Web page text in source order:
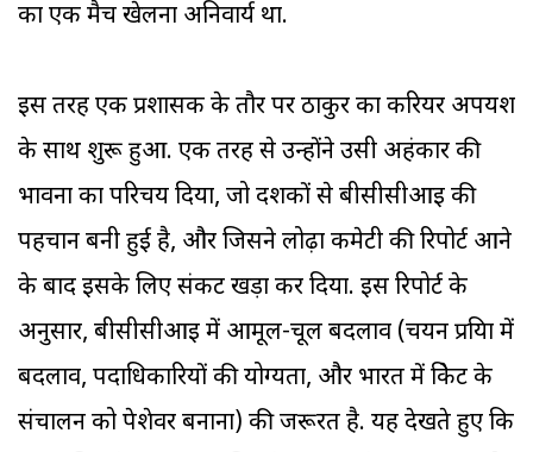
का एक मैच खेलना अनिवार्य था.
इस तरह एक प्रशासक के तौर पर ठाकुर का करियर अपयश
के साथ शुरू हुआ. एक तरह से उन्होंने उसी अहंकार की
भावना का परिचय दिया, जो दशकों से बीसीसीआइ की
पहचान बनी हुई है, और जिसने लोढ़ा कमेटी की रिपोर्ट आने
के बाद इसके लिए संकट खड़ा कर दिया. इस रिपोर्ट के
अनुसार, बीसीसीआइ में आमूल-चूल बदलाव (चयन प्रक्रिया में
बदलाव, पदाधिकारियों की योग्यता, और भारत में क्रिकेट के
संचालन को पेशेवर बनाना) की जरूरत है. यह देखते हुए कि